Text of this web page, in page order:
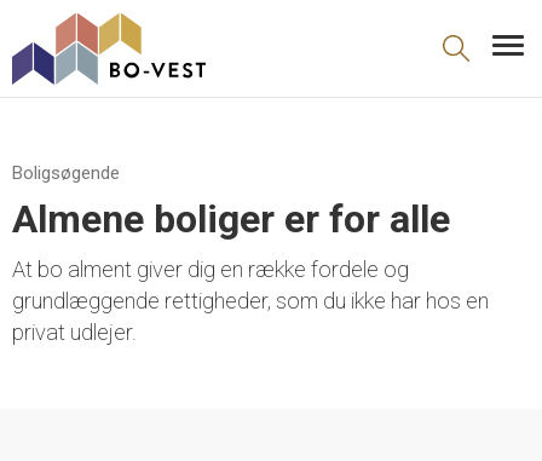
gå til indhold
Boligsøgende
Almene boliger er for alle
At bo alment giver dig en række fordele og
grundlæggende rettigheder, som du ikke har hos en
privat udlejer.